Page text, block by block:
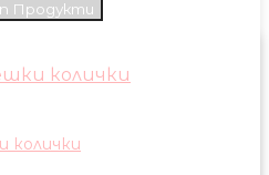
Продукти
колички
колички